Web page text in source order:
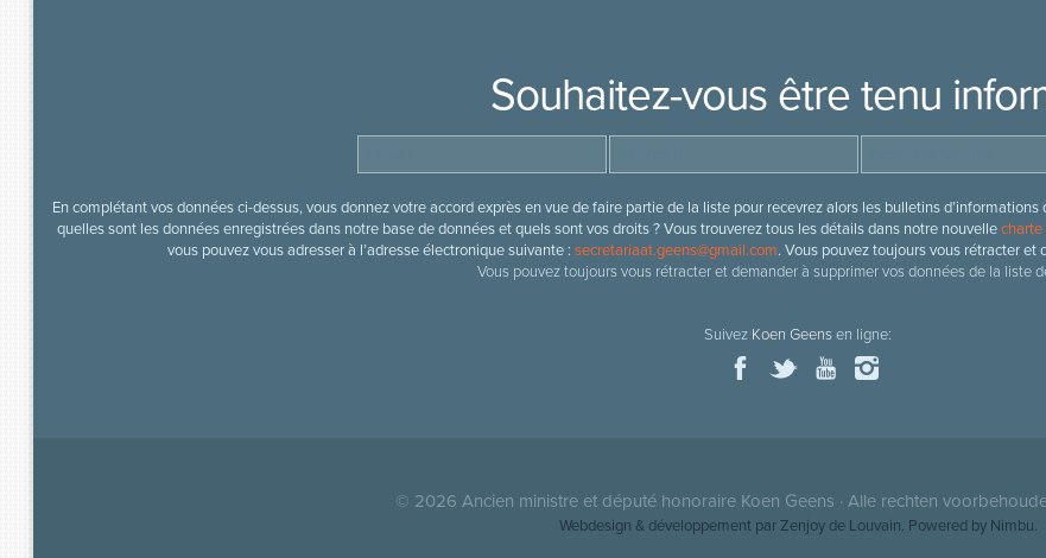
Souhaitez-vous être tenu
En complétant vos données ci-dessus, vous donnez votre accord exprès en vue de faire partie de la liste pour recevrez alors les bulletins
quelles sont les données enregistrées dans notre base de données et quels sont vos droits ? Vous trouverez tous les détails dans notre nouvellecharte
vous pouvez vous adresser à l’adresse électronique suivante : secretariaat.geens@gmail.com. Vous pouvez toujours vous rétracter
Vous pouvez toujours vous rétracter et demander à supprimer vos données de la liste
Suivez Koen Geensen ligne:
© 2026 Ancien ministre et député honoraire Koen Geens · Alle rechten
Webdesign & développement par Zenjoy de Louvain. Powered by Nimbu.